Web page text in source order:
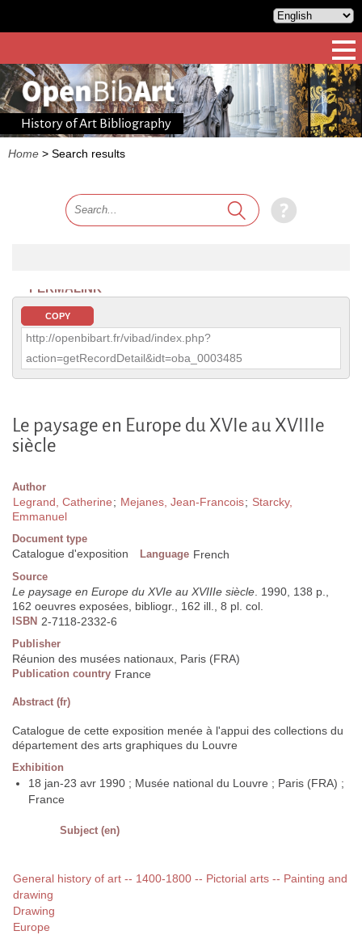
History of Art Bibliography
Home > Search results
PERMALINK
COPY
http://openbibart.fr/vibad/index.php?
action=getRecordDetail&idt=oba_0003485
Le paysage en Europe du XVIe au XVIIIe
siècle
Author
Legrand, Catherine; Mejanes, Jean-Francois; Starcky,
Emmanuel
Document type
Catalogue d'exposition Language French
Source
Le paysage en Europe du XVIe au XVIIIe siècle. 1990, 138 p.,
162 oeuvres exposées, bibliogr., 162 ill., 8 pl. col.
ISBN 2-7118-2332-6
Publisher
Réunion des musées nationaux, Paris (FRA)
Publication country France
Abstract (fr)
Catalogue de cette exposition menée à l'appui des collections du
département des arts graphiques du Louvre
Exhibition
18 jan-23 avr 1990 ; Musée national du Louvre ; Paris (FRA) ;
France
Subject (en)
General history of art -- 1400-1800 -- Pictorial arts -- Painting and
drawing
Drawing
Europe